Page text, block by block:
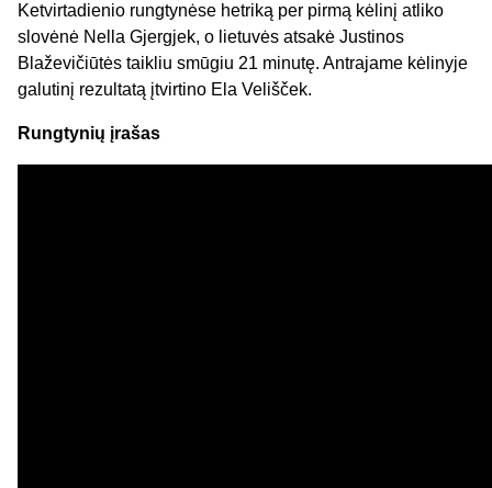
Ketvirtadienio rungtynėse hetriką per pirmą kėlinį atliko
slovėnė Nella Gjergjek, o lietuvės atsakė Justinos
Blaževičiūtės taikliu smūgiu 21 minutę. Antrajame kėlinyje
galutinį rezultatą įtvirtino Ela Velišček.
Rungtynių įrašas